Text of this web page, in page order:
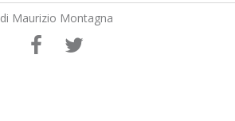
di Maurizio Montagna